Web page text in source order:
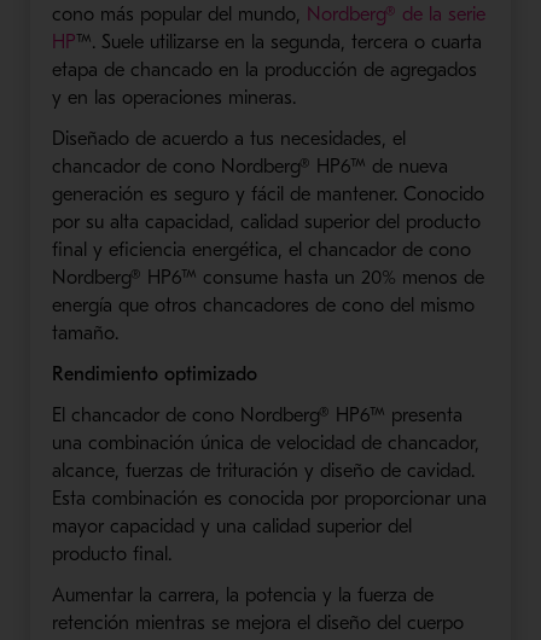
cono más popular del mundo, Nordberg® de la serie
HP™. Suele utilizarse en la segunda, tercera o cuarta
etapa de chancado en la producción de agregados
y en las operaciones mineras.
Diseñado de acuerdo a tus necesidades, el
chancador de cono Nordberg® HP6™ de nueva
generación es seguro y fácil de mantener. Conocido
por su alta capacidad, calidad superior del producto
final y eficiencia energética, el chancador de cono
Nordberg® HP6™ consume hasta un 20% menos de
energía que otros chancadores de cono del mismo
tamaño.
Rendimiento optimizado
El chancador de cono Nordberg® HP6™ presenta
una combinación única de velocidad de chancador,
alcance, fuerzas de trituración y diseño de cavidad.
Esta combinación es conocida por proporcionar una
mayor capacidad y una calidad superior del
producto final.
Aumentar la carrera, la potencia y la fuerza de
retención mientras se mejora el diseño del cuerpo